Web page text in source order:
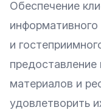
Обеспечение
и
материалов и
удовлетворить